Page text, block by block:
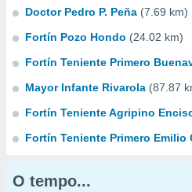
Doctor Pedro P. Peña (7.69 km)
Fortín Pozo Hondo (24.02 km)
Fortín Teniente Primero
Mayor Infante Rivarola (87.87
Fortín Teniente Agripino
Fortín Teniente Primero Emilio
O tempo...